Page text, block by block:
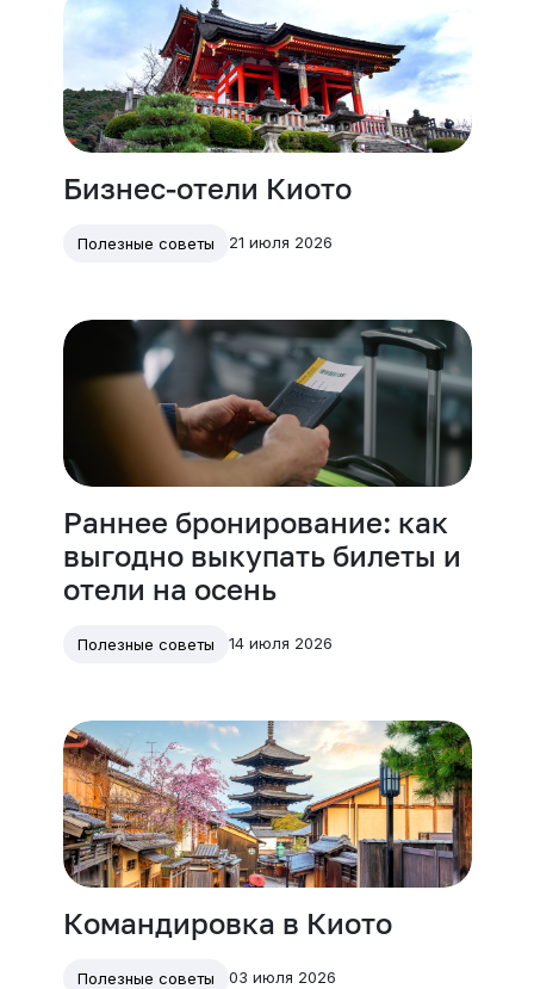
Бизнес-отели Киото
Полезные советы 21 июля 2026
Раннее бронирование: как
выгодно выкупать билеты и
отели на осень
Полезные советы 14 июля 2026
Командировка в Киото
Полезные советы 03 июля 2026